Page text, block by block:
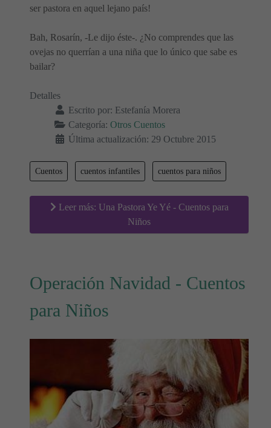
ser pastora en aquel lejano país!
Bah, Rosarín, -Le dijo éste-. ¿No comprendes que las
ovejas no querrían a una niña que lo único que sabe es
bailar?
Detalles
Escrito por: Estefanía Morera
Categoría: Otros Cuentos
Última actualización: 29 Octubre 2015
Cuentos cuentos infantiles cuentos para niños
Leer más: Una Pastora Ye Yé - Cuentos para
Niños
Operación Navidad - Cuentos
para Niños